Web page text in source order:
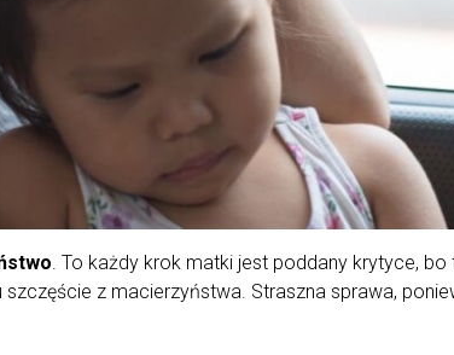
. To każdy krok matki jest poddany krytyce,
z macierzyństwa. Straszna sprawa,